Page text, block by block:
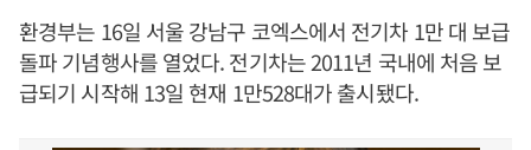
환경부는 16일 서울 강남구 코엑스에서 전기차 1만 대 보급
돌파 기념행사를 열었다. 전기차는 2011년 국내에 처음 보
급되기 시작해 13일 현재 1만528대가 출시됐다.